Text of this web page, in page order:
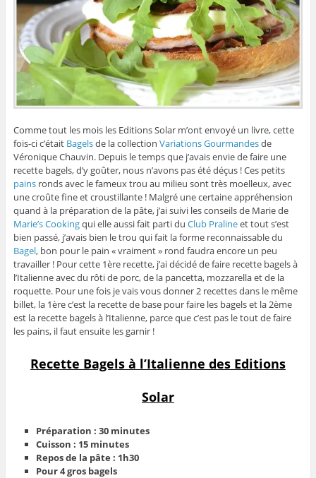
Comme tout les mois les Editions Solar m’ont envoyé un livre, cette
fois-ci c’était Bagelsde la collection Variations Gourmandesde
Véronique Chauvin. Depuis le temps que j’avais envie de faire une
recette bagels, d’y goûter, nous n’avons pas été déçus! Ces petits
painsronds avec le fameux trou au milieu sont très moelleux, avec
une croûte fine et croustillante ! Malgré une certaine appréhension
quand à la préparation de la pâte, j’ai suivi les conseils de Marie de
Marie’s Cookingqui elle aussi fait parti du Club Pralineet tout s’est
bien passé, j’avais bien le trou qui fait la forme reconnaissable du
Bagel, bon pour le pain « vraiment » rond faudra encore un peu
travailler ! Pour cette 1ère recette, j’ai décidé de faire recette bagels à
l’Italienne avec du rôti de porc, de la pancetta, mozzarella et de la
roquette. Pour une fois je vais vous donner 2 recettes dans le même
billet, la 1ère c’est la recette de base pour faire les bagels et la 2ème
est la recette bagels à l’Italienne, parce que c’est pas le tout de faire
les pains, il faut ensuite les garnir !
Recette Bagels à l’Italienne des Editions
Solar
Préparation : 30 minutes
Cuisson : 15 minutes
Repos de la pâte : 1h30
Pour 4 gros bagels